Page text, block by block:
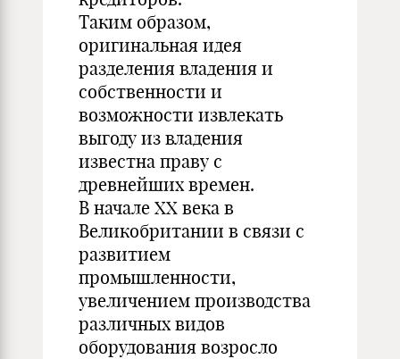
Таким образом,
оригинальная идея
разделения владения и
собственности и
возможности извлекать
выгоду из владения
известна праву с
древнейших времен.
В начале XX века в
Великобритании в связи с
развитием
промышленности,
увеличением производства
различных видов
оборудования возросло